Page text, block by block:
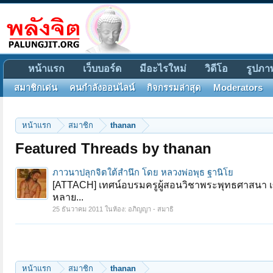
หน้าแรก สมาชิก thanan
Featured Threads by thanan
ภาวนาปลุกจิตใต้สำนึก โดย หลวงพ่อพุธ ฐานิโย
[ATTACH] เทศน์อบรมครูผู้สอนวิชาพระพุทธศาสน
หลาย...
25 ธันวาคม 2011 ในห้อง: อภิญญา - สมาธิ
หน้าแรก สมาชิก thanan
หน้าแรก เว็บบอร์ด มีอะไรใหม่ วิดีโอ รูปภา
สมาชิกเด่น คนกำลังออนไลน์ กิจกรรมล่าสุด Moderators